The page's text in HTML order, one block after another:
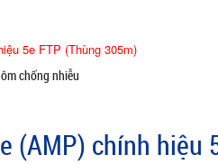
5e FTP (Thùng 305m)
chống nhiễu
(AMP) chính hiệu